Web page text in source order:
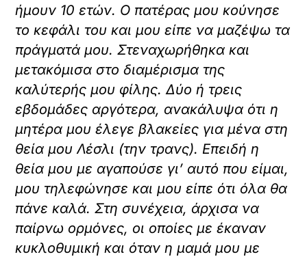
ήμουν 10 ετών. Ο πατέρας μου κούνησε
το κεφάλι του και μου είπε να μαζέψω τα
πράγματά μου. Στεναχωρήθηκα και
μετακόμισα στο διαμέρισμα της
καλύτερής μου φίλης. Δύο ή τρεις
εβδομάδες αργότερα, ανακάλυψα ότι η
μητέρα μου έλεγε βλακείες για μένα στη
θεία μου Λέσλι (την τρανς). Επειδή η
θεία μου με αγαπούσε γι’ αυτό που είμαι,
μου τηλεφώνησε και μου είπε ότι όλα θα
πάνε καλά. Στη συνέχεια, άρχισα να
παίρνω ορμόνες, οι οποίες με έκαναν
κυκλοθυμική και όταν η μαμά μου με